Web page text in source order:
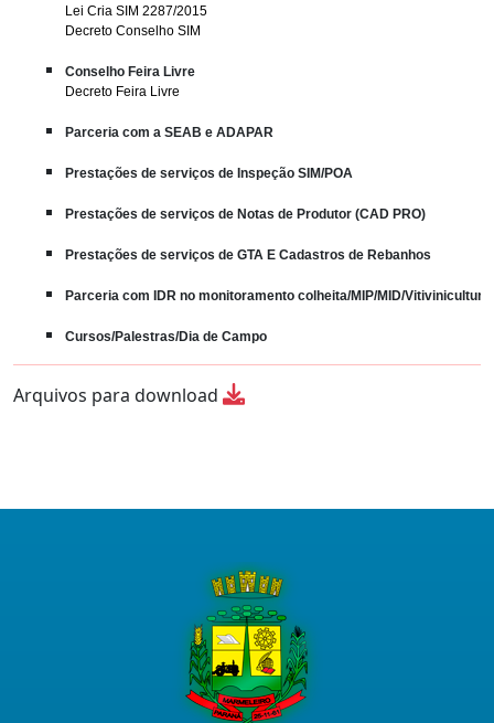
Lei Cria SIM 2287/2015
Decreto Conselho SIM
Conselho Feira Livre
Decreto Feira Livre
Parceria com a SEAB e ADAPAR
Prestações de serviços de Inspeção SIM/POA
Prestações de serviços de Notas de Produtor (CAD PRO)
Prestações de serviços de GTA E Cadastros de Rebanhos
Parceria com IDR no monitoramento colheita/MIP/MID/Vitivinicultura
Cursos/Palestras/Dia de Campo
Arquivos para download